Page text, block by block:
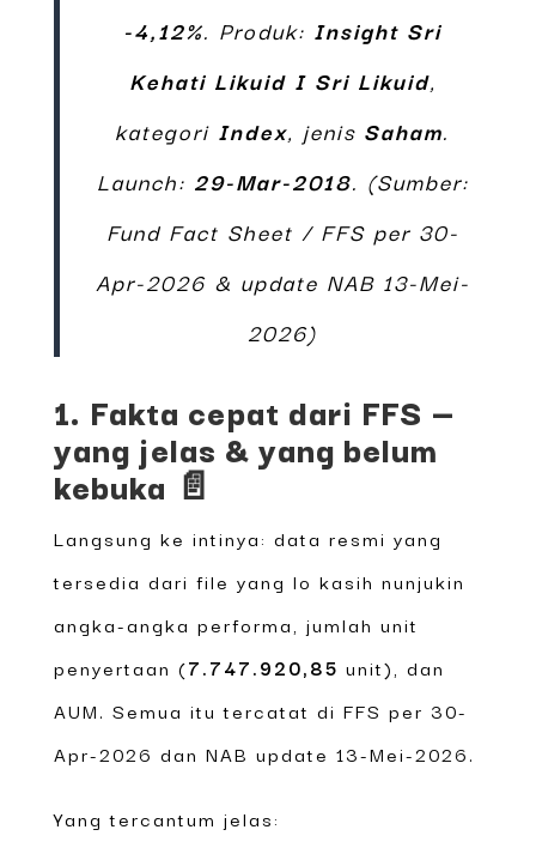
-4,12%. Produk: Insight Sri
Kehati Likuid I Sri Likuid,
kategori Index, jenis Saham.
Launch: 29-Mar-2018. (Sumber:
Fund Fact Sheet / FFS per 30-
Apr-2026 & update NAB 13-Mei-
2026)
1. Fakta cepat dari FFS —
yang jelas & yang belum
kebuka 📄
Langsung ke intinya: data resmi yang
tersedia dari file yang lo kasih nunjukin
angka-angka performa, jumlah unit
penyertaan (7.747.920,85 unit), dan
AUM. Semua itu tercatat di FFS per 30-
Apr-2026 dan NAB update 13-Mei-2026.
Yang tercantum jelas: